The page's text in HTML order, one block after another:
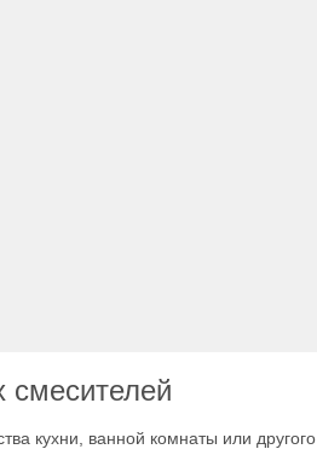
кухни, ванной комнаты или